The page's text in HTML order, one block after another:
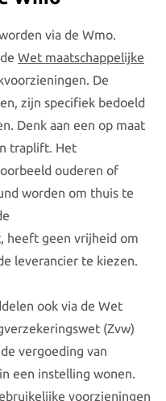
via de Wmo.
Wet maatschappelijke
De
zijn specifiek bedoeld
Denk aan een op maat
traplift. Het
ouderen of
worden om thuis te
heeft geen vrijheid om
leverancier te kiezen.
ook via de Wet
(Zvw)
vergoeding van
een instelling wonen.
voorzieningen